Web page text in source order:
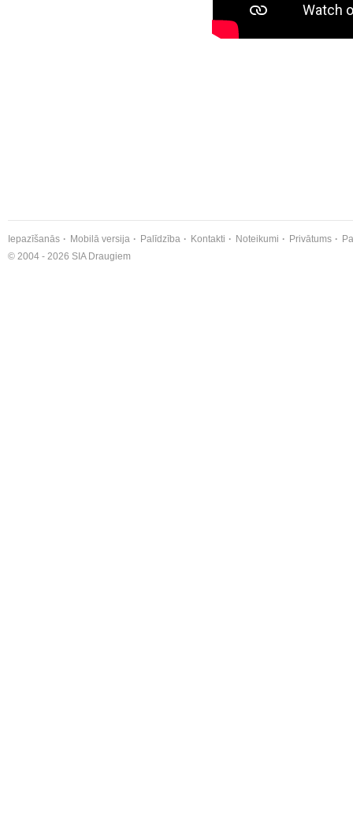
Iepazīšanās Mobilā versija Palīdzība Kontakti Noteikumi Privātums
© 2004 - 2026 SIA Draugiem